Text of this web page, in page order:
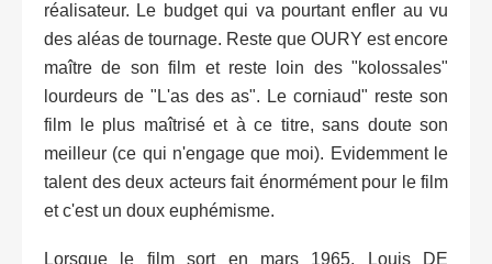
réalisateur. Le budget qui va pourtant enfler au vu
des aléas de tournage. Reste que OURY est encore
maître de son film et reste loin des "kolossales"
lourdeurs de "L'as des as". Le corniaud" reste son
film le plus maîtrisé et à ce titre, sans doute son
meilleur (ce qui n'engage que moi). Evidemment le
talent des deux acteurs fait énormément pour le film
et c'est un doux euphémisme.
Lorsque le film sort en mars 1965, Louis DE